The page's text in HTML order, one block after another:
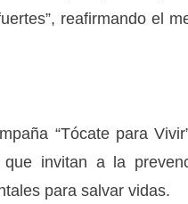
reafirmando el
“Tócate para
que invitan a la
para salvar vidas.